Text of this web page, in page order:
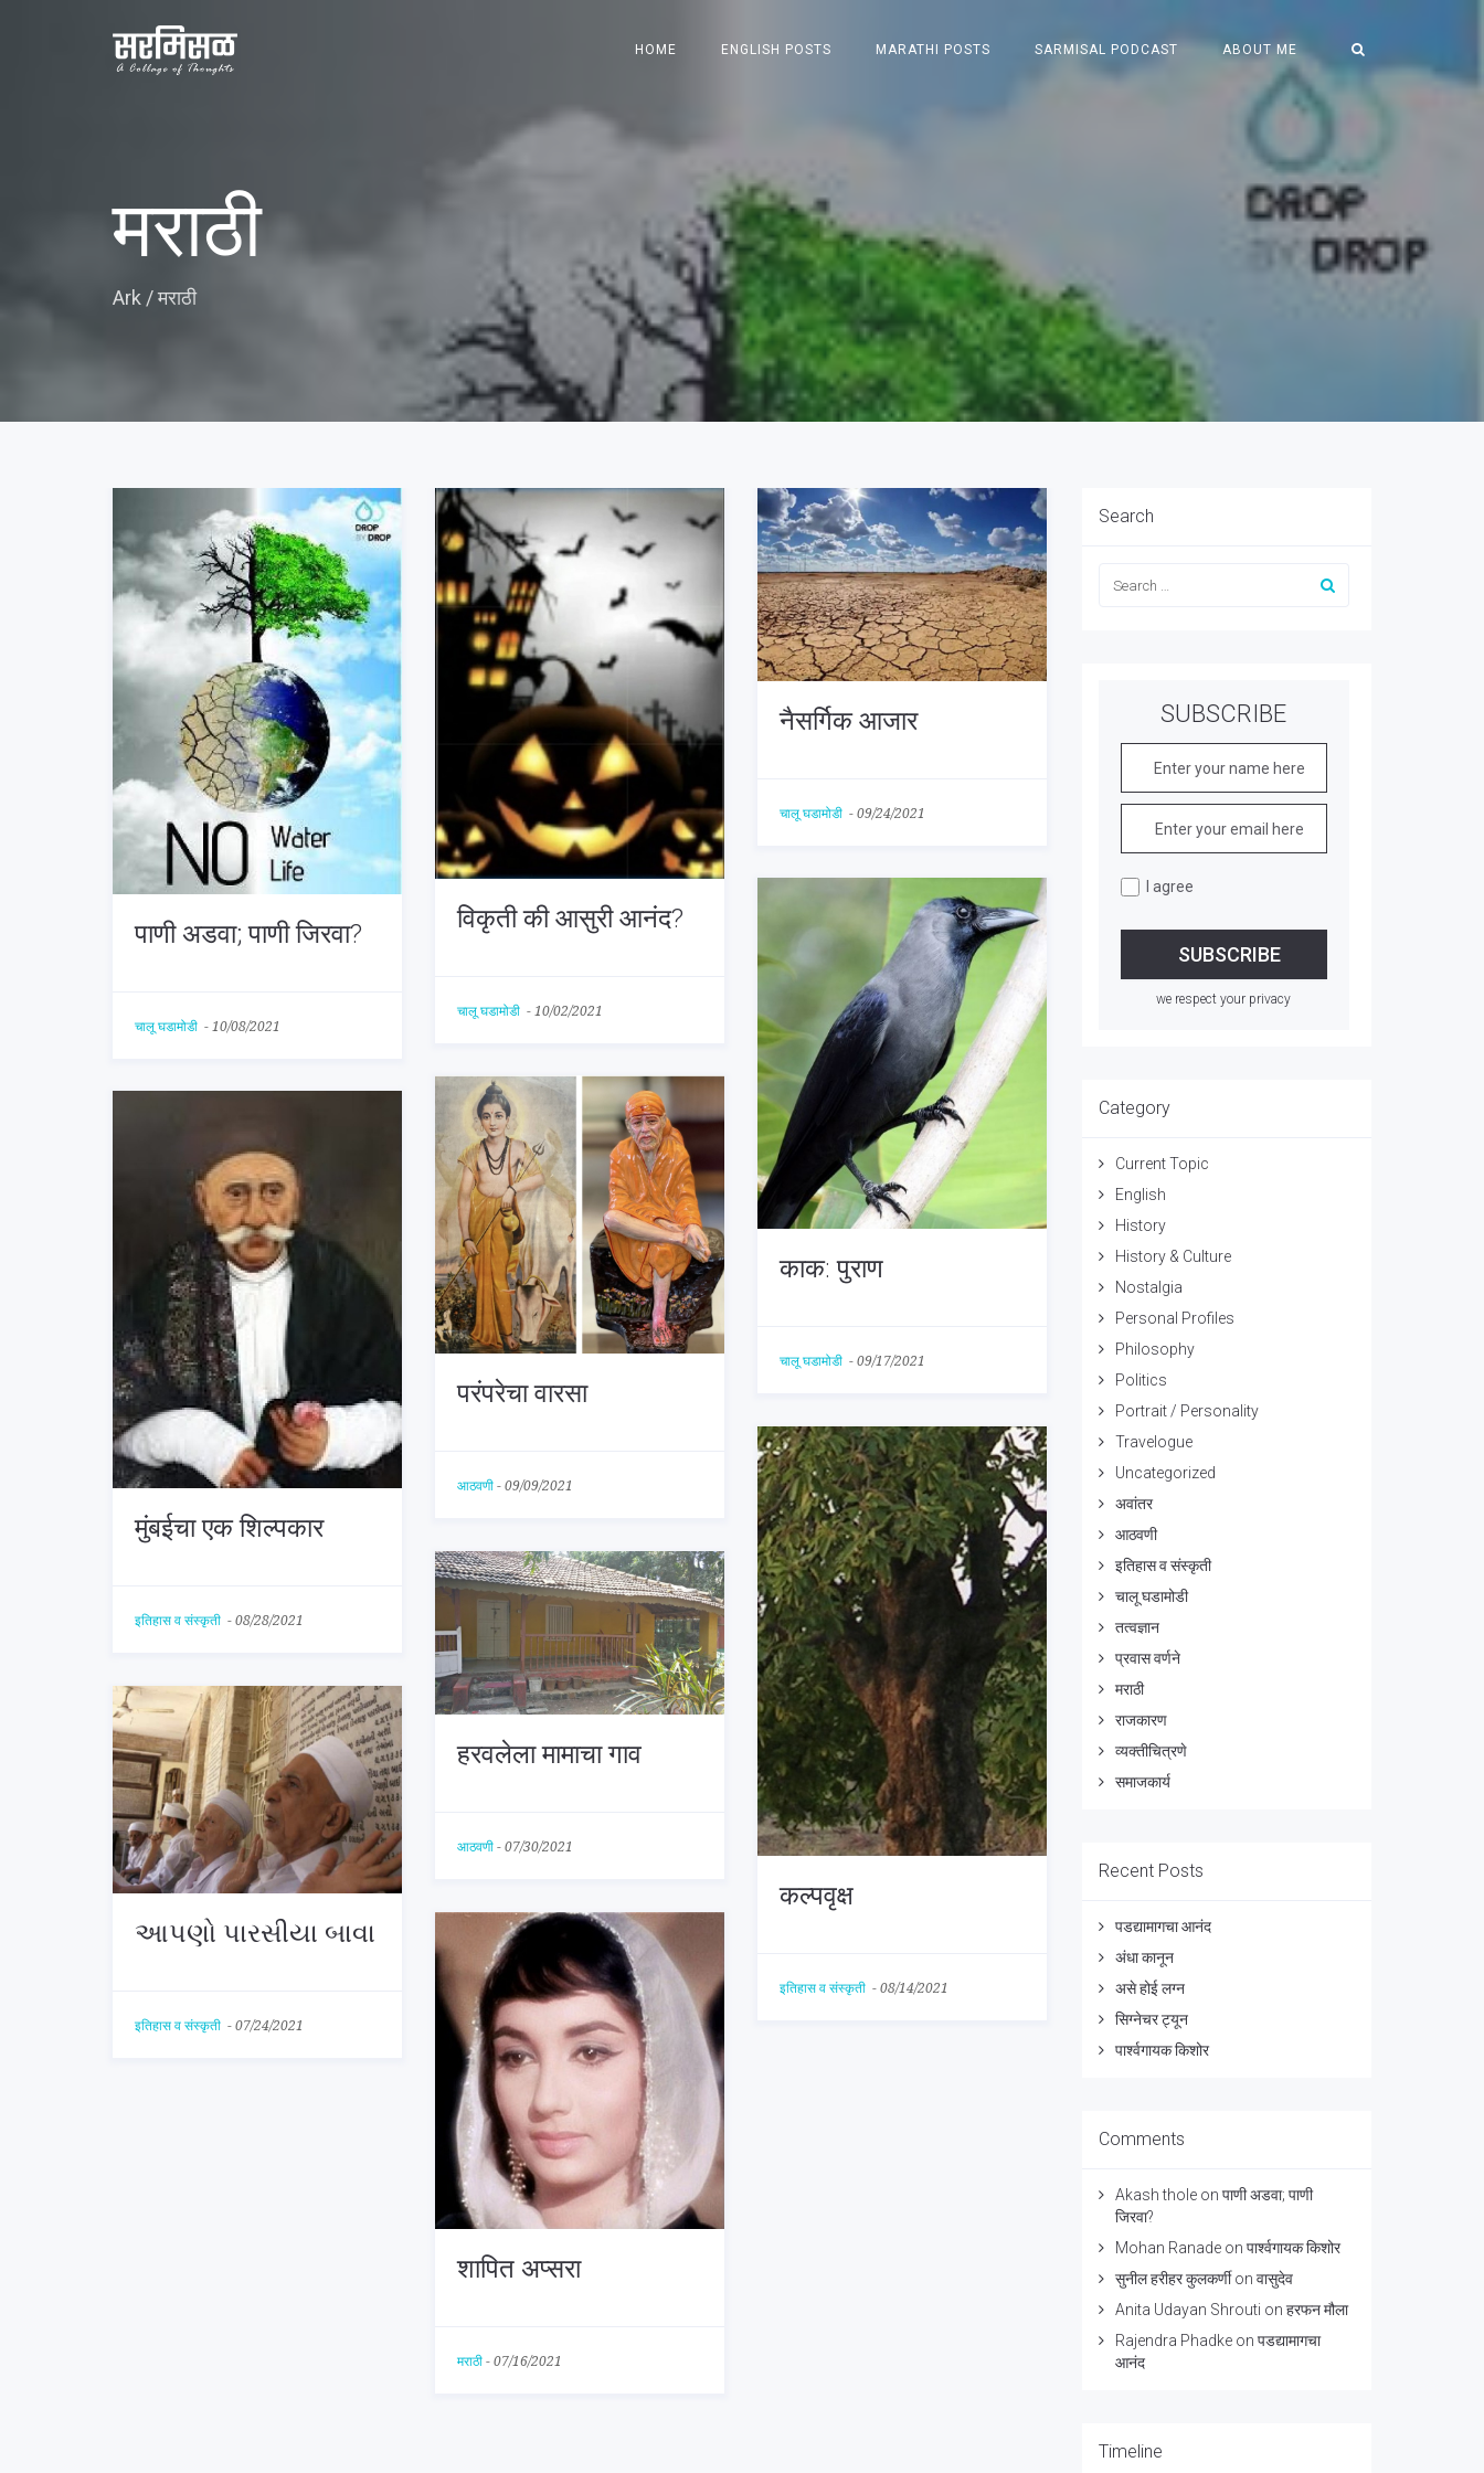
HOME ENGLISH POSTS MARATHI POSTS SARMISAL PODCAST ABOUT ME
मराठी
Ark /मराठी
पाणी अडवा; पाणी जिरवा?
चालू घडामोडी - 10/08/2021
विकृती की आसुरी आनंद?
चालू घडामोडी - 10/02/2021
नैसर्गिक आजार
चालू घडामोडी - 09/24/2021
काक: पुराण
चालू घडामोडी - 09/17/2021
परंपरेचा वारसा
आठवणी- 09/09/2021
मुंबईचा एक शिल्पकार
इतिहास व संस्कृती - 08/28/2021
कल्पवृक्ष
इतिहास व संस्कृती - 08/14/2021
हरवलेला मामाचा गाव
आठवणी- 07/30/2021
આપણો પારસીયા બાવા
इतिहास व संस्कृती - 07/24/2021
शापित अप्सरा
मराठी- 07/16/2021
Search
SUBSCRIBE
I agree
we respect your privacy
Category
Current Topic
English
History
History & Culture
Nostalgia
Personal Profiles
Philosophy
Politics
Portrait / Personality
Travelogue
Uncategorized
अवांतर
आठवणी
इतिहास व संस्कृती
चालू घडामोडी
तत्वज्ञान
प्रवास वर्णने
मराठी
राजकारण
व्यक्तीचित्रणे
समाजकार्य
Recent Posts
पडद्यामागचा आनंद
अंधा कानून
असे होई लग्न
सिग्नेचर ट्यून
पार्श्वगायक किशोर
Comments
Akash tholeon पाणी अडवा; पाणी
जिरवा?
Mohan Ranadeon पार्श्वगायक किशोर
सुनील हरीहर कुलकर्णीon वासुदेव
Anita Udayan Shrouti on हरफन मौला
Rajendra Phadkeon पडद्यामागचा
आनंद
Timeline